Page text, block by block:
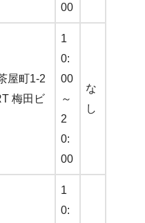
00
屋町1-2
梅田ビ
1
0:
00
～
2
0:
00
な
し
1
0: